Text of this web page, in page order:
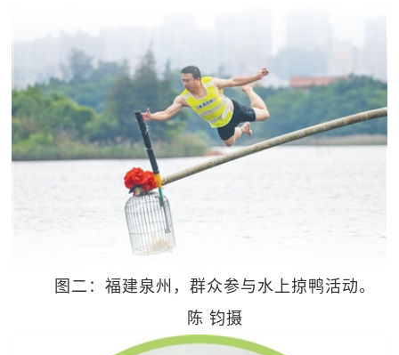
图二：福建泉州，群众参与水上掠鸭活动。
陈 钧摄